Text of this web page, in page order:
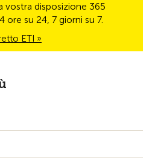
vostra disposizione 365
ore su 24, 7 giorni su 7.
ETI »